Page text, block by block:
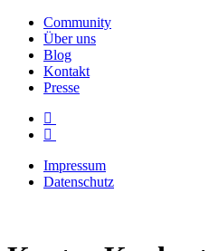
Community
Über uns
Blog
Kontakt
Presse
Impressum
Datenschutz